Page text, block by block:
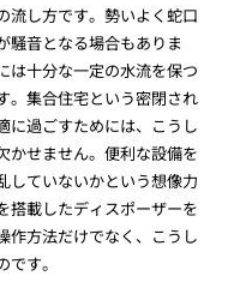
流し方です。勢いよく蛇口
騒音となる場合もありま
は十分な一定の水流を保つ
。集合住宅という密閉され
に過ごすためには、こうし
かせません。便利な設備を
していないかという想像力
搭載したディスポーザーを
作方法だけでなく、こうし
す。